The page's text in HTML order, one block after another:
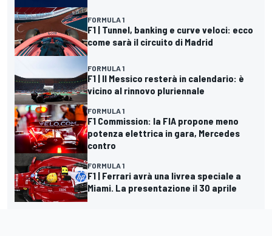
FORMULA 1
F1 | Tunnel, banking e curve veloci: ecco
come sarà il circuito di Madrid
FORMULA 1
F1 | Il Messico resterà in calendario: è
vicino al rinnovo pluriennale
FORMULA 1
F1 Commission: la FIA propone meno
potenza elettrica in gara, Mercedes
contro
FORMULA 1
F1 | Ferrari avrà una livrea speciale a
Miami. La presentazione il 30 aprile